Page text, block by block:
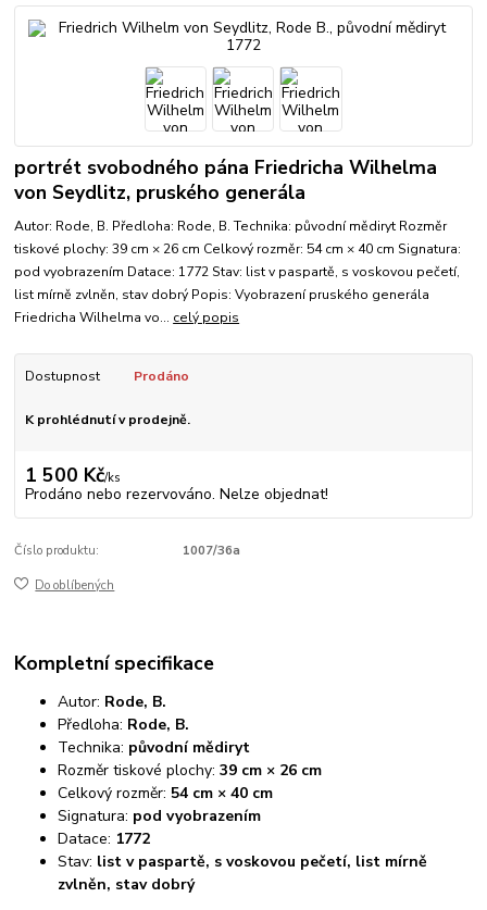
portrét svobodného pána Friedricha Wilhelma
von Seydlitz, pruského generála
Autor: Rode, B. Předloha: Rode, B. Technika: původní mědiryt Rozměr
tiskové plochy: 39 cm × 26 cm Celkový rozměr: 54 cm × 40 cm Signatura:
pod vyobrazením Datace: 1772 Stav: list v paspartě, s voskovou pečetí,
list mírně zvlněn, stav dobrý Popis: Vyobrazení pruského generála
Friedricha Wilhelma vo... celý popis
Dostupnost Prodáno
K prohlédnutí v prodejně.
1 500 Kč/ks
Prodáno nebo rezervováno. Nelze objednat!
Číslo produktu: 1007/36a
Do oblíbených
Kompletní specifikace
Autor: Rode, B.
Předloha: Rode, B.
Technika: původní mědiryt
Rozměr tiskové plochy:39 cm × 26 cm
Celkový rozměr: 54 cm × 40 cm
Signatura: pod vyobrazením
Datace: 1772
Stav: list v paspartě, s voskovou pečetí, list mírně
zvlněn, stav dobrý